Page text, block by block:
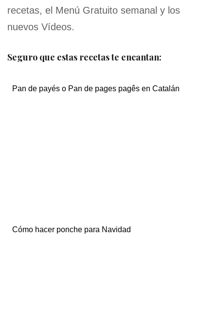
recetas, el Menú Gratuito semanal y los
nuevos Vídeos.
Seguro que estas recetas te encantan:
Pan de payés o Pan de pages pagês en Catalán
Cómo hacer ponche para Navidad